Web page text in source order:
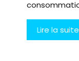
Lire la suite